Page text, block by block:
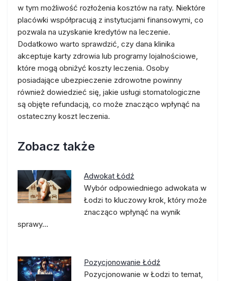
w tym możliwość rozłożenia kosztów na raty. Niektóre
placówki współpracują z instytucjami finansowymi, co
pozwala na uzyskanie kredytów na leczenie.
Dodatkowo warto sprawdzić, czy dana klinika
akceptuje karty zdrowia lub programy lojalnościowe,
które mogą obniżyć koszty leczenia. Osoby
posiadające ubezpieczenie zdrowotne powinny
również dowiedzieć się, jakie usługi stomatologiczne
są objęte refundacją, co może znacząco wpłynąć na
ostateczny koszt leczenia.
Zobacz także
Adwokat Łódź
Wybór odpowiedniego adwokata w
Łodzi to kluczowy krok, który może
znacząco wpłynąć na wynik
sprawy…
Pozycjonowanie Łódź
Pozycjonowanie w Łodzi to temat,